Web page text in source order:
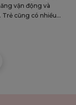
vận động và
Trẻ cũng có nhiều